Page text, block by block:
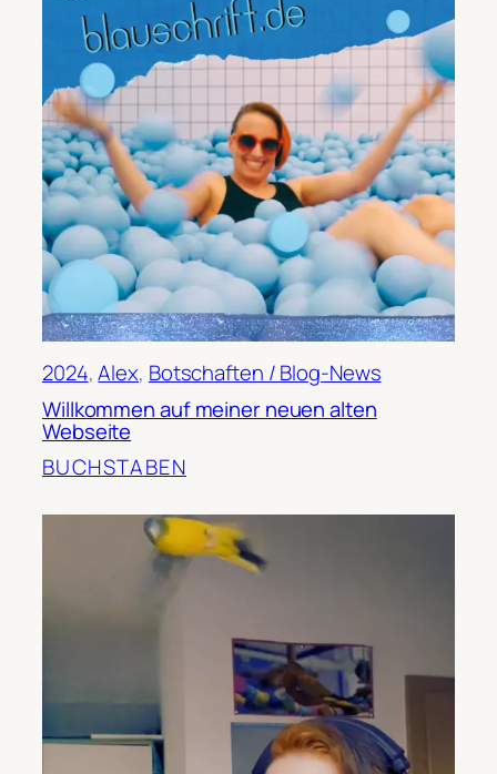
2024, Alex, Botschaften / Blog-News
Willkommen auf meiner neuen alten
Webseite
BUCHSTABEN